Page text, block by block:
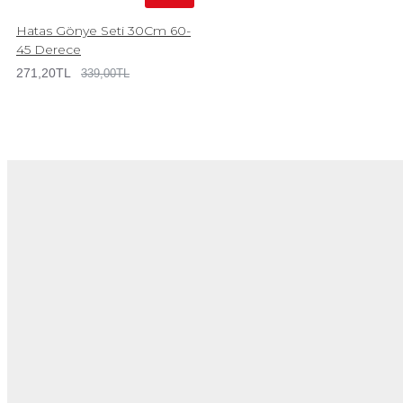
Hatas Gönye Seti 30Cm 60-
45 Derece
271,20TL 339,00TL